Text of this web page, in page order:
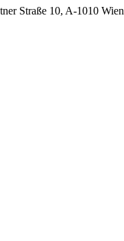
Straße 10, A-1010 Wien